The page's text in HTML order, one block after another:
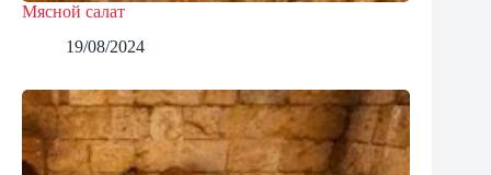
Мясной салат
19/08/2024